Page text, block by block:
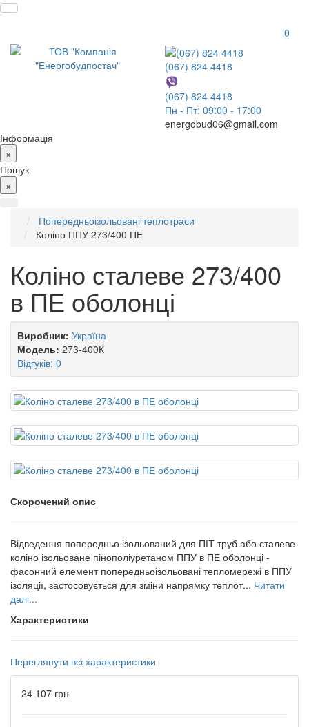
0
(067) 824 4418
(067) 824 4418
Пн - Пт: 09:00 - 17:00
energobud06@gmail.com
Інформація
×
Пошук
×
Попередньоізольовані теплотраси
Коліно ППУ 273/400 ПЕ
Коліно сталеве 273/400
в ПЕ оболонці
Виробник: Україна
Модель: 273-400К
Відгуків: 0
Скорочений опис
Відведення попередньо ізольований для ПІТ труб або сталеве
коліно ізольоване пінополіуретаном ППУ в ПЕ оболонці -
фасонний елемент попередньоізольовані тепломережі в ППУ
ізоляції, застосовується для зміни напрямку теплот... Читати
далі...
Характеристики
Переглянути всі характеристики
24 107 грн